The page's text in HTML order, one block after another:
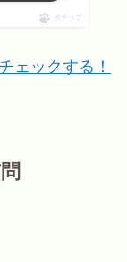
ポチップ
ェックする！